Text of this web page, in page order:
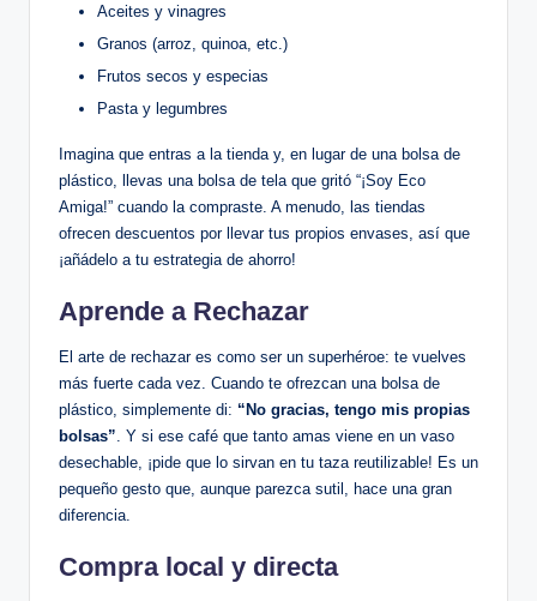
Aceites y vinagres
Granos (arroz, quinoa, etc.)
Frutos secos y especias
Pasta y legumbres
Imagina que entras a la tienda y, en lugar de una bolsa de
plástico, llevas una bolsa de tela que gritó “¡Soy Eco
Amiga!” cuando la compraste. A menudo, las tiendas
ofrecen descuentos por llevar tus propios envases, así que
¡añádelo a tu estrategia de ahorro!
Aprende a Rechazar
El arte de rechazar es como ser un superhéroe: te vuelves
más fuerte cada vez. Cuando te ofrezcan una bolsa de
plástico, simplemente di: “No gracias, tengo mis propias
bolsas” . Y si ese café que tanto amas viene en un vaso
desechable, ¡pide que lo sirvan en tu taza reutilizable! Es un
pequeño gesto que, aunque parezca sutil, hace una gran
diferencia.
Compra local y directa